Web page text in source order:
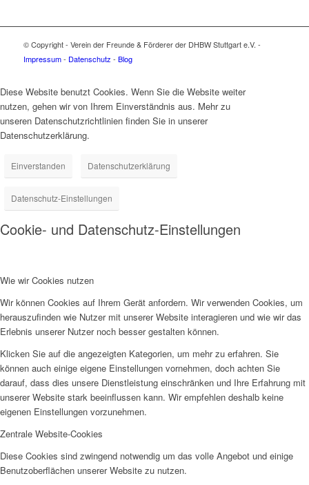
© Copyright - Verein der Freunde & Förderer der DHBW Stuttgart e.V. -
Impressum- Datenschutz - Blog
Diese Website benutzt Cookies. Wenn Sie die Website weiter
nutzen, gehen wir von Ihrem Einverständnis aus. Mehr zu
unseren Datenschutzrichtlinien finden Sie in unserer
Datenschutzerklärung.
Einverstanden Datenschutzerklärung
Datenschutz-Einstellungen
Cookie- und Datenschutz-Einstellungen
Wie wir Cookies nutzen
Wir können Cookies auf Ihrem Gerät anfordern. Wir verwenden Cookies, um
herauszufinden wie Nutzer mit unserer Website interagieren und wie wir das
Erlebnis unserer Nutzer noch besser gestalten können.
Klicken Sie auf die angezeigten Kategorien, um mehr zu erfahren. Sie
können auch einige eigene Einstellungen vornehmen, doch achten Sie
darauf, dass dies unsere Dienstleistung einschränken und Ihre Erfahrung mit
unserer Website stark beeinflussen kann. Wir empfehlen deshalb keine
eigenen Einstellungen vorzunehmen.
Zentrale Website-Cookies
Diese Cookies sind zwingend notwendig um das volle Angebot und einige
Benutzoberflächen unserer Website zu nutzen.